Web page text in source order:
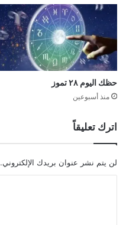
حظك اليوم ٢٨ تموز
منذ أسبوعين
اترك تعليقاً
لن يتم نشر عنوان بريدك الإلكتروني.